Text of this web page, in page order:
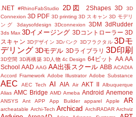
.NET #RhinoFabStudio 2D図 2Shapes 3D
3D
Connexion 3D PDF 3D printing 3D スキャン 3D モデリ
ング
3daysofdesign 3Dconnexion 3DM 3dRudder
3ds Max 3Dイメージング 3Dコントローラー 3D
スキャン 3Dデザイン 3Dバンク 3Dフラクタル 3Dモ
デリング 3Dモデル 3Dライブラリ 3D印刷
3D空間 3D再構築 3D人物 4c Design 64ビット AA AA
School AAD AAG AA出張スクール ABB ACADIA
Accord Framework Adobe Illustrator Adobe Substance
AEC AEC Tech AI AIA Air AKT II Albuquerque
Alias AMC Bridge AMD Ameba Android Anemone
ANSYS Ant APP App Builder apparel Apple AR
archeatable Archi-Tech Archicad ArchiRADAR Archviz